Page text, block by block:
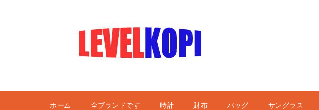
ホーム 全ブランドです 時計 財布 バッグ サングラス